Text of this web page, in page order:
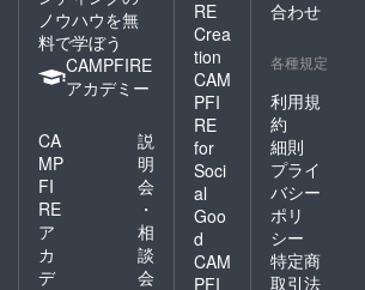
のお名
載を希
場合、
ご希望
の内容
を文字
数：全
角10文
字（半
角20文
字）以
内で備
ノウハウを無
料で学ぼう
CAMPFIRE
アカデミー
CA
MP
FI
RE
ア
カ
デ
説
明
会
・
相
談
会
RE
Crea
tion
CAM
PFI
RE
for
Soci
al
Goo
d
CAM
PFI
合わせ
各種規定
利用規
約
細則
プライ
バシー
ポリ
シー
特定商
取引法